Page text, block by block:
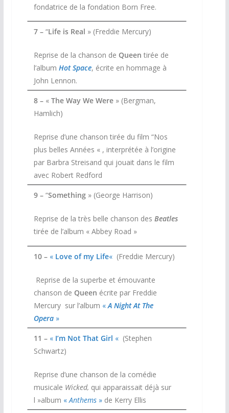
fondatrice de la fondation Born Free.
7 –“Life is Real » (Freddie Mercury)
Reprise de la chanson de Queen tirée de
l’album Hot Space, écrite en hommage à
John Lennon.
8 –« The Way We Were» (Bergman,
Hamlich)
Reprise d’une chanson tirée du film “Nos
plus belles Années « , interprétée à l’origine
par Barbra Streisand qui jouait dans le film
avec Robert Redford
9 –“Something» (George Harrison)
Reprise de la très belle chanson des Beatles
tirée de l’album « Abbey Road »
10 – « Love of my Life« (Freddie Mercury)
Reprise de la superbe et émouvante
chanson de Queen écrite par Freddie
Mercury sur l’album «A Night At The
Opera»
11 – « I’m Not That Girl « (Stephen
Schwartz)
Reprise d’une chanson de la comédie
musicale Wicked, qui apparaissait déjà sur
l »album «Anthems»de Kerry Ellis